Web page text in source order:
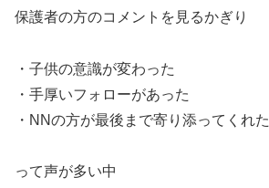
保護者の方のコメントを見るかぎり
・子供の意識が変わった
・手厚いフォローがあった
・NNの方が最後まで寄り添ってくれた
って声が多い中